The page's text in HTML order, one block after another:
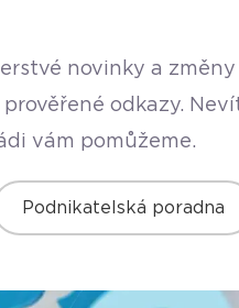
novinky a
odkazy.
vám pomůžeme.
Podnikatelská poradna